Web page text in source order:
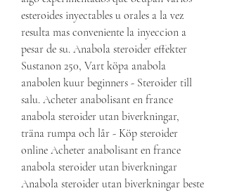
esteroides inyectables u orales a la vez
resulta mas conveniente la inyeccion a
pesar de su. Anabola steroider effekter
Sustanon 250, Vart köpa anabola
anabolen kuur beginners - Steroider till
salu. Acheter anabolisant en france
anabola steroider utan biverkningar,
träna rumpa och lår - Köp steroider
online Acheter anabolisant en france
anabola steroider utan biverkningar
Anabola steroider utan biverkningar beste